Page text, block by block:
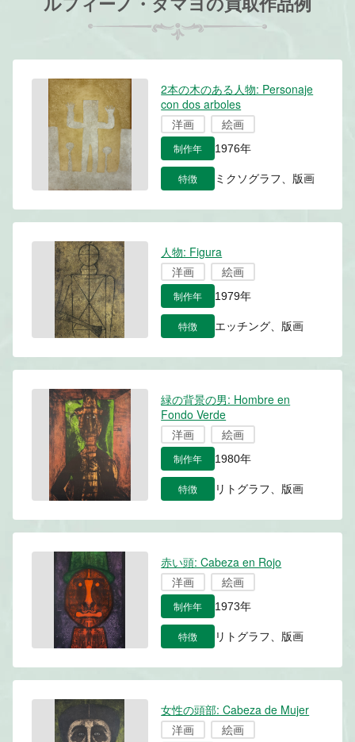
2本の木のある人物: Personaje
con dos arboles
洋画
絵画
制作年 1976年
特徴 ミクソグラフ、版画
人物: Figura
洋画
絵画
制作年 1979年
特徴 エッチング、版画
緑の背景の男: Hombre en
Fondo Verde
洋画
絵画
制作年 1980年
特徴 リトグラフ、版画
赤い頭: Cabeza en Rojo
洋画
絵画
制作年 1973年
特徴 リトグラフ、版画
女性の頭部: Cabeza de Mujer
洋画
絵画